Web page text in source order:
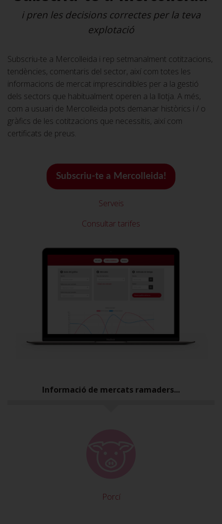
i pren les decisions correctes per la teva
explotació
Subscriu-te a Mercolleida i rep setmanalment cotitzacions,
tendències, comentaris del sector, així com totes les
informacions de mercat imprescindibles per a la gestió
dels sectors que habitualment operen a la llotja. A més,
com a usuari de Mercolleida pots demanar històrics i / o
gràfics de les cotitzacions que necessitis, així com
certificats de preus.
Subscriu-te a Mercolleida!
Serveis
Consultar tarifes
Informació de mercats ramaders...
Porcí